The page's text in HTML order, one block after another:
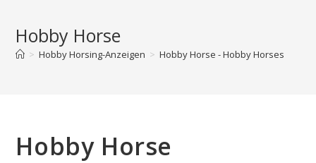
Hobby Horse
> Hobby Horsing-Anzeigen > Hobby Horse - Hobby Horses
Hobby Horse